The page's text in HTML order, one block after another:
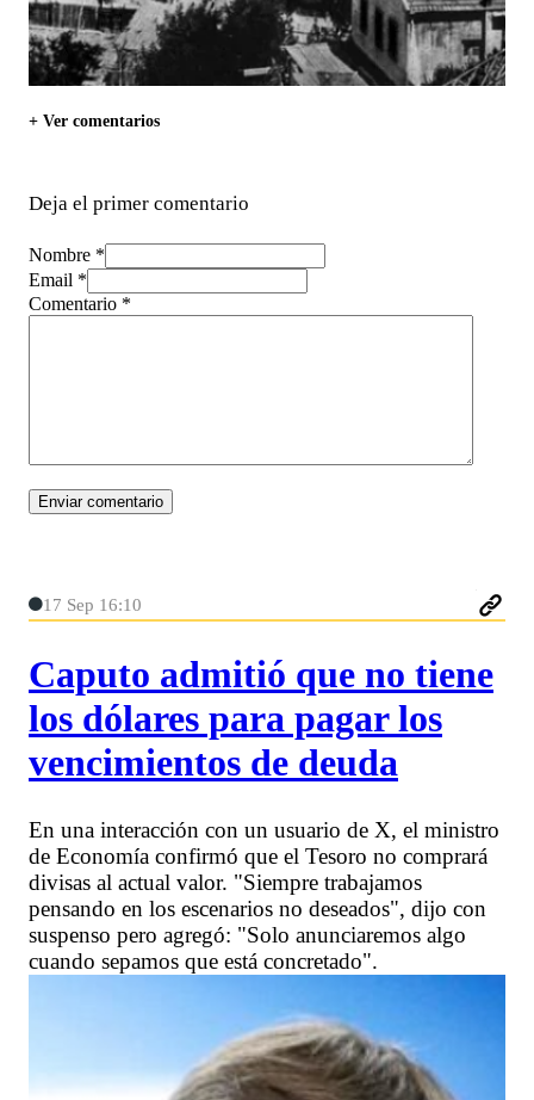
+ Ver comentarios
Deja el primer comentario
Nombre *
Email *
Comentario *
17 Sep 16:10
Caputo admitió que no tiene
los dólares para pagar los
vencimientos de deuda
En una interacción con un usuario de X, el ministro
de Economía confirmó que el Tesoro no comprará
divisas al actual valor. "Siempre trabajamos
pensando en los escenarios no deseados", dijo con
suspenso pero agregó: "Solo anunciaremos algo
cuando sepamos que está concretado".